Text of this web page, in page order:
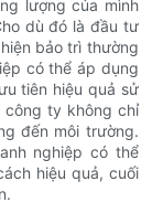
lượng của mình
dù đó là đầu tư
bảo trì thường
có thể áp dụng
tiên hiệu quả sử
công ty không chỉ
đến môi trường.
nghiệp có thể
hiệu quả, cuối